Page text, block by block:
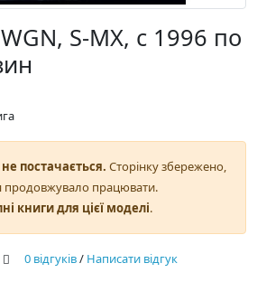
S-MX, с 1996 по
постачається. Сторінку збережено,
продовжувало працювати.
книги для цієї моделі.
0 відгуків/ Написати відгук